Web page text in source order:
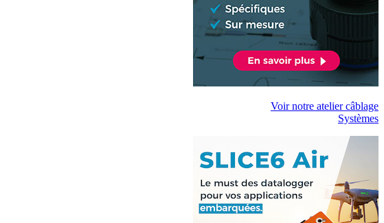
Voir notre atelier câblage
Systèmes